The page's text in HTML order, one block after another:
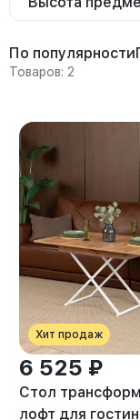
По популярности
Товаров: 2
Хит продаж
6 525 ₽
Стол
лофт для